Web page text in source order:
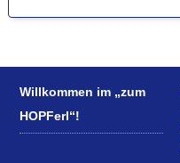
Willkommen im „zum
HOPFerl“!